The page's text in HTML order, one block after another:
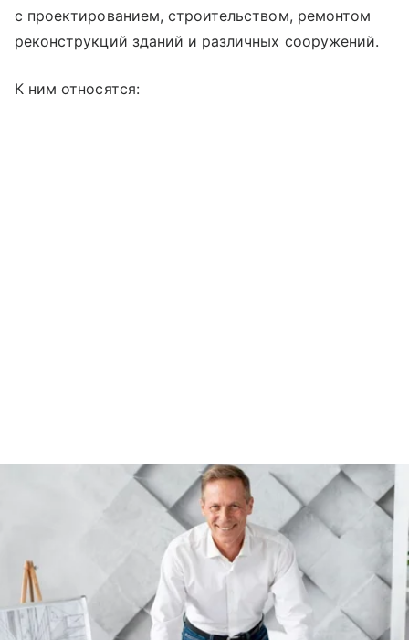
с проектированием, строительством, ремонтом
реконструкций зданий и различных сооружений.
К ним относятся: